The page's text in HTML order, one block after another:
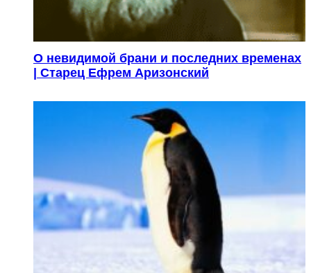
О невидимой брани и последних временах
| Старец Ефрем Аризонский